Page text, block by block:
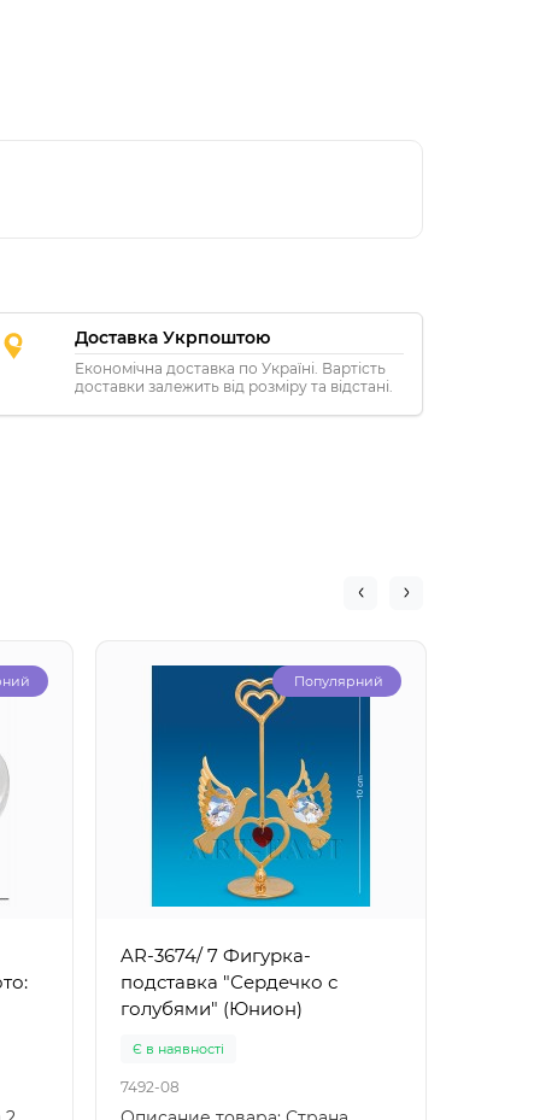
Доставка Укрпоштою
Економічна доставка по Україні. Вартість
доставки залежить від розміру та відстані.
Популярний
AR-3674/ 7 Фигурка-
подставка "Сердечко с
голубями" (Юнион)
Є в наявності
7492-08